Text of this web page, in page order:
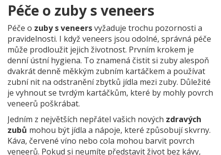
Péče o zuby s veneers
Péče o zuby s veneersvyžaduje trochu pozornosti a
pravidelnosti. I když veneers jsou odolné, správná péče
může prodloužit jejich životnost. Prvním krokem je
denní ústní hygiena. To znamená čistit si zuby alespoň
dvakrát denně měkkým zubním kartáčkem a používat
zubní nit na odstranění zbytků jídla mezi zuby. Důležité
je vyhnout se tvrdým kartáčkům, které by mohly povrch
veneerů poškrábat.
Jedním z největších nepřátel vašich nových zdravých
zubů mohou být jídla a nápoje, které způsobují skvrny.
Káva, červené víno nebo cola mohou barvit povrch
veneerů. Pokud si neumíte představit život bez kávy,